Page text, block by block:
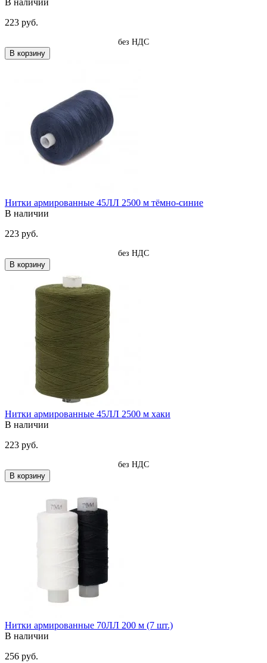
223 руб.
без НДС
В корзину
Нитки армированные 45ЛЛ 2500 м тёмно-синие
В наличии
223 руб.
без НДС
В корзину
Нитки армированные 45ЛЛ 2500 м хаки
В наличии
223 руб.
без НДС
В корзину
Нитки армированные 70ЛЛ 200 м (7 шт.)
В наличии
256 руб.